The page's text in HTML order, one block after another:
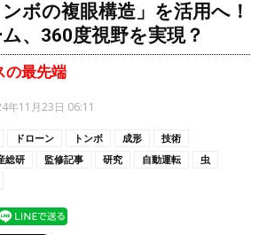
ボの複眼構造」を活用へ！
、360度視野を実現？
の最先端
年11月23日 06:11
ドローン トンボ 成形
技術
総研 監修記事 研究 自動運転
虫